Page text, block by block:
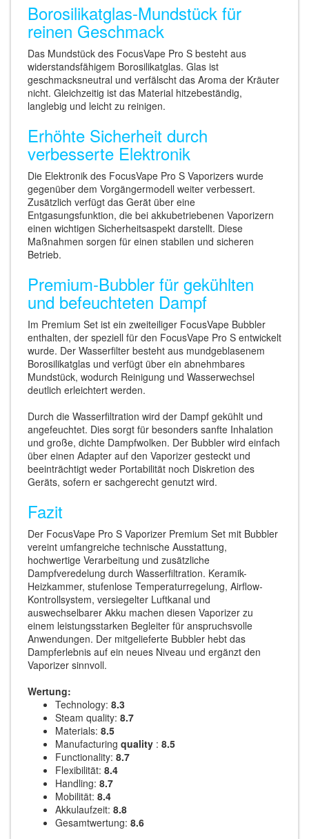
Borosilikatglas-Mundstück für
reinen Geschmack
Das Mundstück des FocusVape Pro S besteht aus
widerstandsfähigem Borosilikatglas. Glas ist
geschmacksneutral und verfälscht das Aroma der Kräuter
nicht. Gleichzeitig ist das Material hitzebeständig,
langlebig und leicht zu reinigen.
Erhöhte Sicherheit durch
verbesserte Elektronik
Die Elektronik des FocusVape Pro S Vaporizers wurde
gegenüber dem Vorgängermodell weiter verbessert.
Zusätzlich verfügt das Gerät über eine
Entgasungsfunktion, die bei akkubetriebenen Vaporizern
einen wichtigen Sicherheitsaspekt darstellt. Diese
Maßnahmen sorgen für einen stabilen und sicheren
Betrieb.
Premium-Bubbler für gekühlten
und befeuchteten Dampf
Im Premium Set ist ein zweiteiliger FocusVape Bubbler
enthalten, der speziell für den FocusVape Pro S entwickelt
wurde. Der Wasserfilter besteht aus mundgeblasenem
Borosilikatglas und verfügt über ein abnehmbares
Mundstück, wodurch Reinigung und Wasserwechsel
deutlich erleichtert werden.
Durch die Wasserfiltration wird der Dampf gekühlt und
angefeuchtet. Dies sorgt für besonders sanfte Inhalation
und große, dichte Dampfwolken. Der Bubbler wird einfach
über einen Adapter auf den Vaporizer gesteckt und
beeinträchtigt weder Portabilität noch Diskretion des
Geräts, sofern er sachgerecht genutzt wird.
Fazit
Der FocusVape Pro S Vaporizer Premium Set mit Bubbler
vereint umfangreiche technische Ausstattung,
hochwertige Verarbeitung und zusätzliche
Dampfveredelung durch Wasserfiltration. Keramik-
Heizkammer, stufenlose Temperaturregelung, Airflow-
Kontrollsystem, versiegelter Luftkanal und
auswechselbarer Akku machen diesen Vaporizer zu
einem leistungsstarken Begleiter für anspruchsvolle
Anwendungen. Der mitgelieferte Bubbler hebt das
Dampferlebnis auf ein neues Niveau und ergänzt den
Vaporizer sinnvoll.
Wertung:
Technology: 8.3
Steam quality: 8.7
Materials: 8.5
Manufacturing quality : 8.5
Functionality: 8.7
Flexibilität: 8.4
Handling: 8.7
Mobilität: 8.4
Akkulaufzeit: 8.8
Gesamtwertung: 8.6